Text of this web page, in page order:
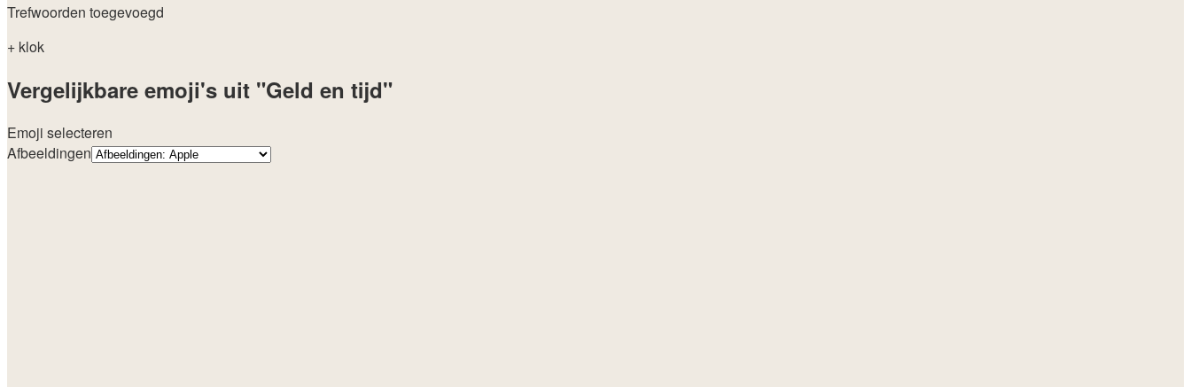
Trefwoorden toegevoegd
+ klok
Vergelijkbare emoji's uit "Geld en tijd"
Emoji selecteren
Afbeeldingen